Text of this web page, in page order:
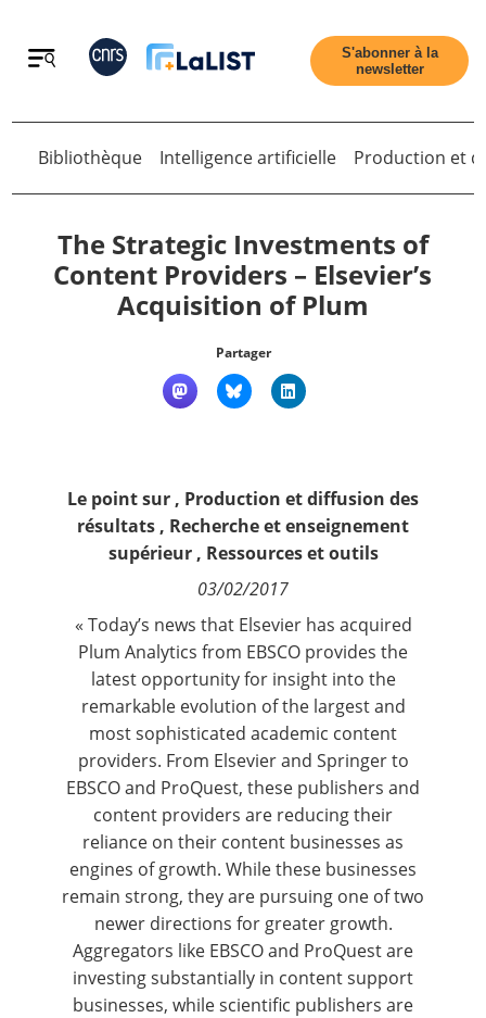
Retour
Contact
Nous suivre
S'abonner à la
newsletter
Retour
Bibliothèque Intelligence artificielle Production et
The Strategic Investments of
Content Providers – Elsevier’s
Acquisition of Plum
Partager
Le point sur , Production et diffusion des
résultats , Recherche et enseignement
supérieur, Ressources et outils
03/02/2017
« Today’s news that Elsevier has acquired
Plum Analytics from EBSCO provides the
latest opportunity for insight into the
remarkable evolution of the largest and
most sophisticated academic content
providers. From Elsevier and Springer to
EBSCO and ProQuest, these publishers and
content providers are reducing their
reliance on their content businesses as
engines of growth. While these businesses
remain strong, they are pursuing one of two
newer directions for greater growth.
Aggregators like EBSCO and ProQuest are
investing substantially in content support
businesses, while scientific publishers are